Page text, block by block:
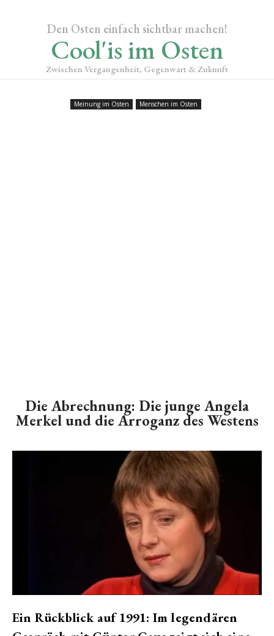
Den Osten einfach sichtbar machen!
Cool'is im Osten
Zwischen Vergangenheit, Gegenwart & Zukunft
Meinung im Osten Menschen im Osten
Die Abrechnung: Die junge Angela
Merkel und die Arroganz des Westens
Ein Rückblick auf 1991: Im legendären